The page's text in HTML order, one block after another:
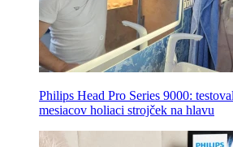
Philips Head Pro Series 9000:
mesiacov holiaci strojček na hlavu